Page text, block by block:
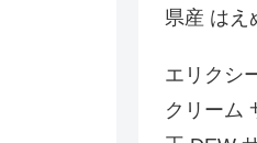
県産 はえ
エリクシ
クリーム